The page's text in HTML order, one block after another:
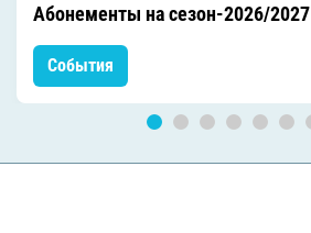
Абонементы на сезон-2026/2027
События